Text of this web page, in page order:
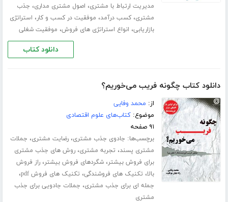
مدیریت ارتباط با مشتری، اصول مشتری مداری، جذب
مشتری،کسب درآمد، موفقیت در کسب و کار، استراتژی
بازاریابی، انواع استراتژی های فروش، موفقیت شغلی
دانلود کتاب
دانلود کتاب چگونه فریب می‌خوریم؟
از: محمد وفایی
موضوع:کتاب‌های علوم اقتصادی
۹۱ صفحه
برچسب‌ها: جادوی جذب مشتری،رضایت مشتری، جملات
مشتری پسند، تجربه مشتری،روش های جذب مشتری
برای فروش بیشتر،شگردهای فروش بیشتر،راز فروش
بالا، تکنیک های فروشندگی، تکنیک های فروش pdf ،
جمله ای برای جذب مشتری، جملات جادویی برای جذب
مشتری